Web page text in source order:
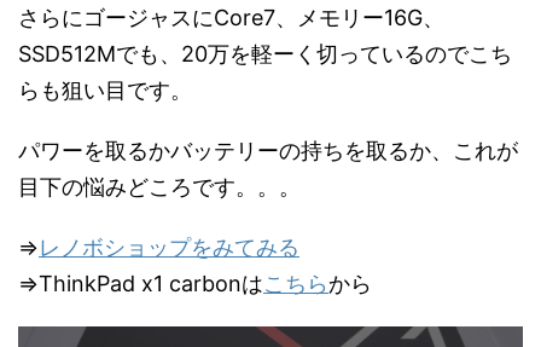
さらにゴージャスにCore7、メモリー16G、
SSD512Mでも、20万を軽ーく切っているのでこち
らも狙い目です。
パワーを取るかバッテリーの持ちを取るか、これが
目下の悩みどころです。。。
⇒レノボショップをみてみる
⇒ThinkPad x1 carbonはこちらから